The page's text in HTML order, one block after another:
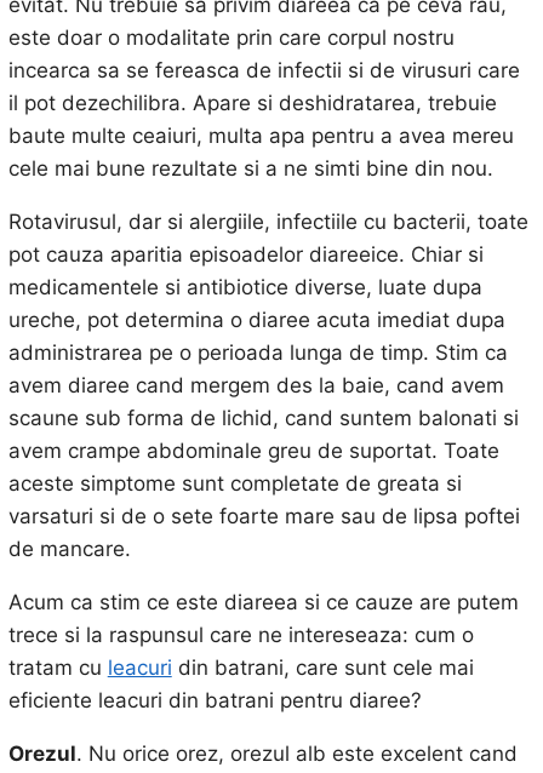
evitat. Nu trebuie sa privim diareea ca pe ceva rau,
este doar o modalitate prin care corpul nostru
incearca sa se fereasca de infectii si de virusuri care
il pot dezechilibra. Apare si deshidratarea, trebuie
baute multe ceaiuri, multa apa pentru a avea mereu
cele mai bune rezultate si a ne simti bine din nou.
Rotavirusul, dar si alergiile, infectiile cu bacterii, toate
pot cauza aparitia episoadelor diareeice. Chiar si
medicamentele si antibiotice diverse, luate dupa
ureche, pot determina o diaree acuta imediat dupa
administrarea pe o perioada lunga de timp. Stim ca
avem diaree cand mergem des la baie, cand avem
scaune sub forma de lichid, cand suntem balonati si
avem crampe abdominale greu de suportat. Toate
aceste simptome sunt completate de greata si
varsaturi si de o sete foarte mare sau de lipsa poftei
de mancare.
Acum ca stim ce este diareea si ce cauze are putem
trece si la raspunsul care ne intereseaza: cum o
tratam cu leacuri din batrani, care sunt cele mai
eficiente leacuri din batrani pentru diaree?
Orezul. Nu orice orez, orezul alb este excelent cand